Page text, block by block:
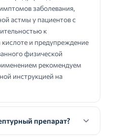
заболевания,
астмы у пациентов с
к
и предупреждение
физической
рекомендуем
инструкцией на
препарат?